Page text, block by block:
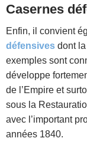
Casernes
Enfin, il convient
défensives dont
exemples sont
développe
de l’Empire et
sous la
avec l’important
années 1840.